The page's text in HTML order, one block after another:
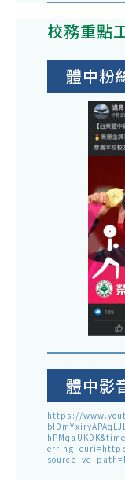
校務重點
體中粉
體中影
https://